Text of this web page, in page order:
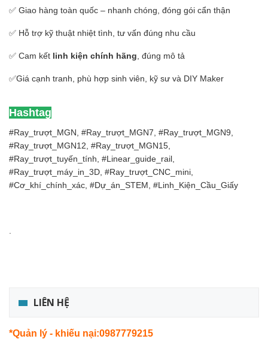
✅ Giao hàng toàn quốc – nhanh chóng, đóng gói cẩn thận
✅ Hỗ trợ kỹ thuật nhiệt tình, tư vấn đúng nhu cầu
✅ Cam kết linh kiện chính hãng , đúng mô tả
✅Giá cạnh tranh, phù hợp sinh viên, kỹ sư và DIY Maker
Hashtag
#Ray_trượt_MGN, #Ray_trượt_MGN7, #Ray_trượt_MGN9,
#Ray_trượt_MGN12, #Ray_trượt_MGN15,
#Ray_trượt_tuyến_tính, #Linear_guide_rail,
#Ray_trượt_máy_in_3D, #Ray_trượt_CNC_mini,
#Cơ_khí_chính_xác, #Dự_án_STEM, #Linh_Kiện_Cầu_Giấy
LIÊN HỆ
*Quản lý - khiếu nại:0987779215